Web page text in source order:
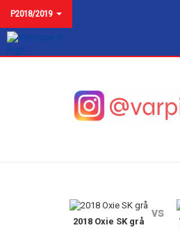
P2018/2019
2018 Oxie SK grå
vs